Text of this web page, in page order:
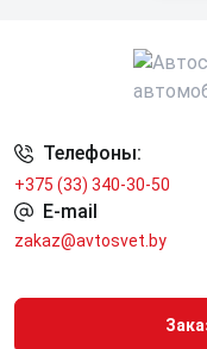
Телефоны:
+375 (33) 340-30-50
E-mail
zakaz@avtosvet.by